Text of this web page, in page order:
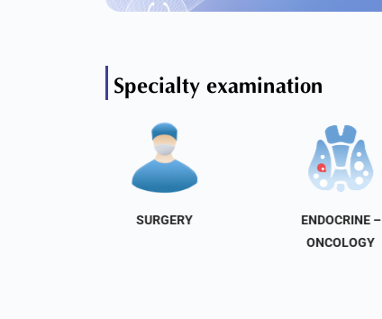
Specialty examination
SURGERY
ENDOCRINE –
ONCOLOGY